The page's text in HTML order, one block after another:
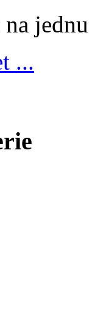
...